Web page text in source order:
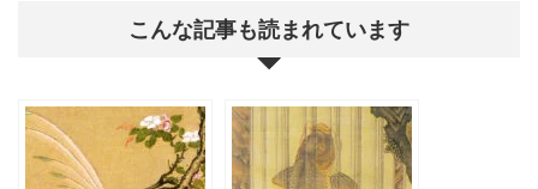
こんな記事も読まれています